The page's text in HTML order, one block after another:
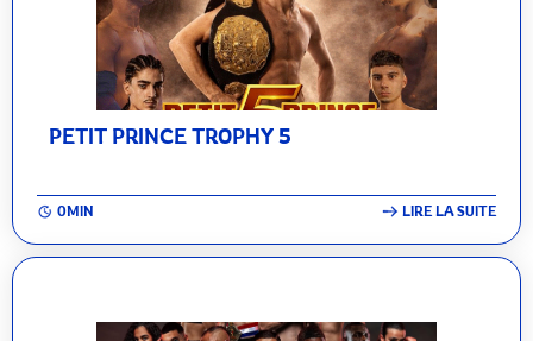
PETIT PRINCE TROPHY 5
0MIN LIRE LA SUITE